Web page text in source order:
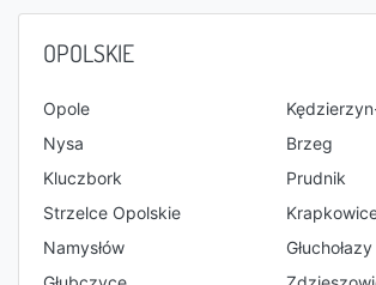
OPOLSKIE
Opole
Nysa
Brzeg
Kluczbork
Prudnik
Strzelce Opolskie
Namysłów
Głuchołazy